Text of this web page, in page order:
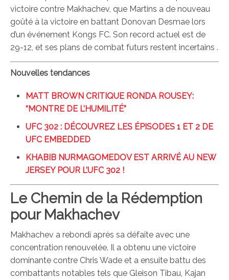
victoire contre Makhachev, que Martins a de nouveau
goûté à la victoire en battant Donovan Desmae lors
d’un événement Kongs FC. Son record actuel est de
29-12, et ses plans de combat futurs restent incertains .
Nouvelles tendances
MATT BROWN CRITIQUE RONDA ROUSEY:
“MONTRE DE L’HUMILITÉ”
UFC 302 : DÉCOUVREZ LES ÉPISODES 1 ET 2 DE
UFC EMBEDDED
KHABIB NURMAGOMEDOV EST ARRIVÉ AU NEW
JERSEY POUR L’UFC 302 !
Le Chemin de la Rédemption
pour Makhachev
Makhachev a rebondi après sa défaite avec une
concentration renouvelée. Il a obtenu une victoire
dominante contre Chris Wade et a ensuite battu des
combattants notables tels que Gleison Tibau, Kajan